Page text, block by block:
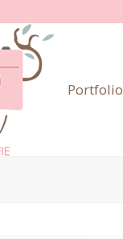
Portfolio